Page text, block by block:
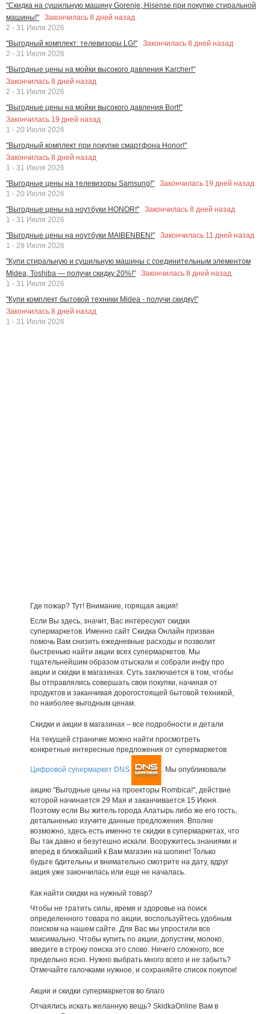
"Скидка на сушильную машину Gorenje, Hisense при покупке стиральной
машины!"
Закончилась 8 дней назад
2 - 31 Июля 2026
"Выгодный комплект: телевизоры LG!"
Закончилась 8 дней назад
2 - 31 Июля 2026
"Выгодные цены на мойки высокого давления Karcher!"
Закончилась 8 дней назад
2 - 31 Июля 2026
"Выгодные цены на мойки высокого давления Bort!"
Закончилась 19 дней назад
1 - 20 Июля 2026
"Выгодный комплект при покупке смартфона Honor!"
Закончилась 8 дней назад
1 - 31 Июля 2026
"Выгодные цены на телевизоры Samsung!"
Закончилась 19 дней назад
1 - 20 Июля 2026
"Выгодные цены на ноутбуки HONOR!"
Закончилась 8 дней назад
1 - 31 Июля 2026
"Выгодные цены на ноутбуки MAIBENBEN!"
Закончилась 11 дней назад
1 - 28 Июля 2026
"Купи стиральную и сушильную машины с соединительным элементом
Midea, Toshiba — получи скидку 20%!"
Закончилась 8 дней назад
1 - 31 Июля 2026
"Купи комплект бытовой техники Midea - получи скидку!"
Закончилась 8 дней назад
1 - 31 Июля 2026
Где пожар? Тут! Внимание, горящая акция!
Если Вы здесь, значит, Вас интересуют скидки
супермаркетов. Именно сайт Скидка Онлайн призван
помочь Вам снизить ежедневные расходы и позволит
быстренько найти акции всех супермаркетов. Мы
тщательнейшим образом отыскали и собрали инфу про
акции и скидки в магазинах. Суть заключается в том, чтобы
Вы отправлялись совершать свои покупки, начиная от
продуктов и заканчивая дорогостоящей бытовой техникой,
по наиболее выгодным ценам.
Скидки и акции в магазинах – все подробности и детали
На текущей страничке можно найти просмотреть
конкретные интересные предложения от супермаркетов
Цифровой супермаркет DNS . Мы опубликовали
акцию "Выгодные цены на проекторы Rombica!", действие
которой начинается 29 Мая и заканчивается 15 Июня.
Поэтому если Вы житель города Алатырь либо же его гость,
детальненько изучите данные предложения. Вполне
возможно, здесь есть именно те скидки в супермаркетах, что
Вы так давно и безутешно искали. Вооружитесь знаниями и
вперед в ближайший к Вам магазин на шопинг! Только
будьте бдительны и внимательно смотрите на дату, вдруг
акция уже закончилась или еще не началась.
Как найти скидки на нужный товар?
Чтобы не тратить силы, время и здоровье на поиск
определенного товара по акции, воспользуйтесь удобным
поиском на нашем сайте. Для Вас мы упростили все
максимально. Чтобы купить по акции, допустим, молоко,
введите в строку поиска это слово. Ничего сложного, все
предельно ясно. Нужно выбрать много всего и не забыть?
Отмечайте галочками нужное, и сохраняйте список покупок!
Акции и скидки супермаркетов во благо
Отчаялись искать желанную вещь? SkidkaOnline Вам в